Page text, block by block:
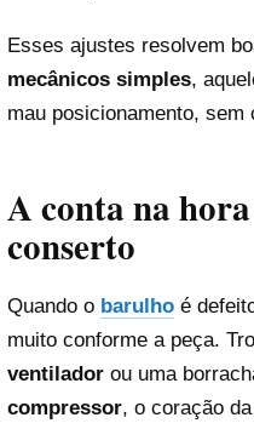
Esses ajustes resolvem
mecânicos simples,
mau posicionamento, sem
A conta na
conserto
Quando o barulho é
muito conforme a peça.
ventilador ou uma
compressor, o coração